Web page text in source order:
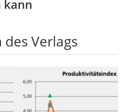
kann
Verlags